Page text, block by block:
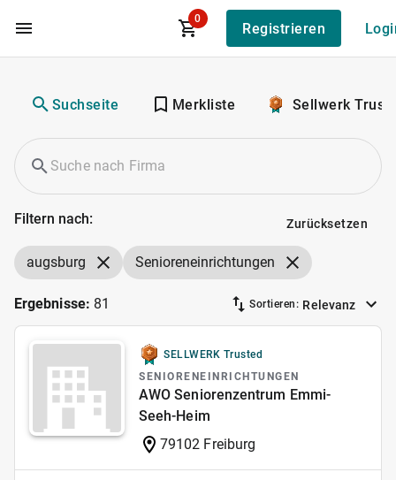
Zum Hauptinhalt
0
Registrieren
Suchseite Merkliste Sellwerk
Filtern nach: Zurücksetzen
augsburg Senioreneinrichtungen
Ergebnisse: 81 Sortieren: Relevanz
SELLWERK Trusted
SENIORENEINRICHTUNGEN
AWO Seniorenzentrum Emmi-
Seeh-Heim
79102 Freiburg